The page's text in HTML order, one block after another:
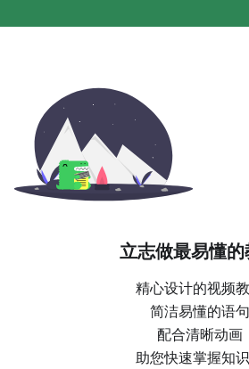
立志做最易懂
精心设计的视频
简洁易懂的语句
配合清晰动画
助您快速掌握知识